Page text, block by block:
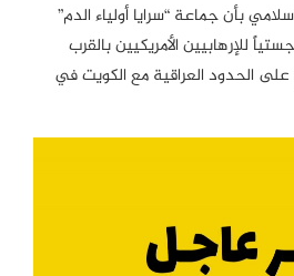
بأن جماعة “سرايا أولياء الدم”
للإرهابيين الأمريكيين بالقرب
الحدود العراقية مع الكويت في